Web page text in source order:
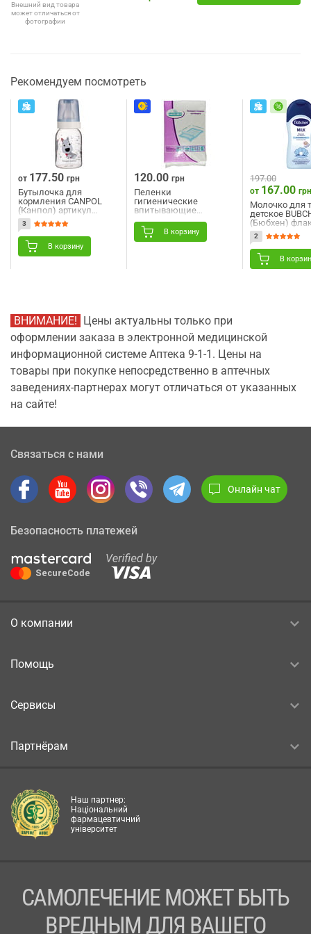
Внешний вид товара
может отличаться от
фотографии
Рекомендуем посмотреть
от 177.50 грн
Бутылочка для
кормления CANPOL
(Канпол) артикул
11/851 с рисунком
Веселые зверята 120
мл
3
В корзину
120.00 грн
Пеленки
гигиенические
впитывающие
размер 60см x 90см 5
шт
В корзину
197.00
от 167.00 грн
Молочко для
детское
(Бюбхен)
мл
2
В
ВНИМАНИЕ!
Цены актуальны только при
оформлении заказа в электронной медицинской
информационной системе Аптека 9-1-1. Цены на
товары при покупке непосредственно в аптечных
заведениях-партнерах могут отличаться от указанных
на сайте!
Связаться с нами
Онлайн чат
Безопасность платежей
О компании
Помощь
Сервисы
Партнёрам
Наш партнер:
Національний
фармацевтичний
університет
САМОЛЕЧЕНИЕ МОЖЕТ БЫТЬ
ВРЕДНЫМ ДЛЯ ВАШЕГО